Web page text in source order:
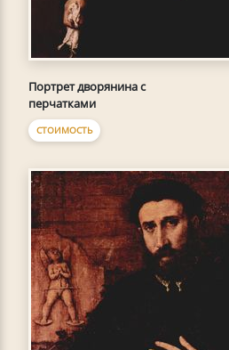
Портрет дворянина с
перчатками
СТОИМОСТЬ